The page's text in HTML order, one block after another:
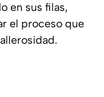
en sus filas,
el proceso que